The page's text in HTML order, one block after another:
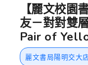
【麗文校園
友－對對雙
Pair of
麗文書局陽明交大